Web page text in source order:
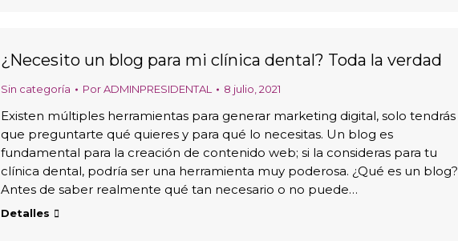
¿Necesito un blog para mi clínica dental? Toda la verdad
Sin categoría PorADMINPRESIDENTAL 8 julio, 2021
Existen múltiples herramientas para generar marketing digital, solo tendrás
que preguntarte qué quieres y para qué lo necesitas. Un blog es
fundamental para la creación de contenido web; si la consideras para tu
clínica dental, podría ser una herramienta muy poderosa. ¿Qué es un blog?
Antes de saber realmente qué tan necesario o no puede…
Detalles